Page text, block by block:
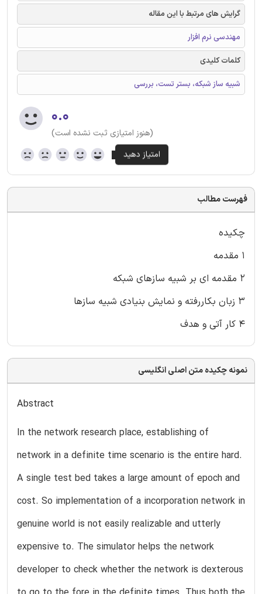
گرایش های مرتبط با این مقاله
مهندسی نرم افزار
کلمات کلیدی
شبیه ساز شبکه، بستر تست، بررسی
۰.۰
(هنوز امتیازی ثبت نشده است)
فهرست مطالب
چکیده
۱ مقدمه
۲ مقدمه ای بر شبیه سازهای شبکه
۳ زبان بکاررفته و نمایش بنیادی شبیه سازها
۴ کار آتی و هدف
نمونه چکیده متن اصلی انگلیسی
Abstract
In the network research place, establishing of
network in a definite time scenario is the entire hard.
A single test bed takes a large amount of epoch and
cost. So implementation of a incorporation network in
genuine world is not easily realizable and utterly
expensive to. The simulator helps the network
developer to check whether the network is dexterous